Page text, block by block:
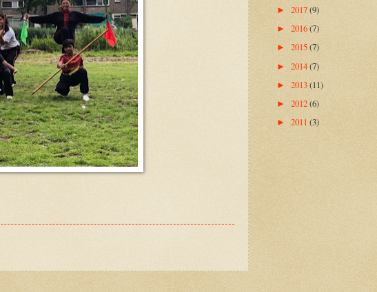
► 2017(9)
► 2016(7)
► 2015(7)
► 2014(7)
► 2013(11)
► 2012(6)
► 2011 (3)